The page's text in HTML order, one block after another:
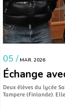
05 / MAR. 2026
Échange
Deux élèves du lycée
Tampere (Finlande).